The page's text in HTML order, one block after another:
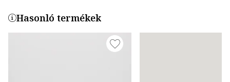
Hasonló termékek